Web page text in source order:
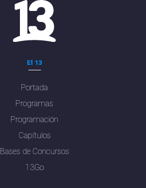
El 13
Portada
Programas
Programación
Capítulos
Bases de Concursos
13Go